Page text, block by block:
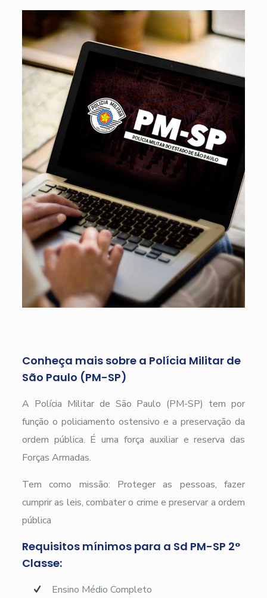
Conheça mais sobre a Polícia Militar de
São Paulo (PM-SP)
A Polícia Militar de São Paulo (PM-SP) tem por
função o policiamento ostensivo e a preservação da
ordem pública. É uma força auxiliar e reserva das
Forças Armadas.
Tem como missão: Proteger as pessoas, fazer
cumprir as leis, combater o crime e preservar a ordem
pública
Requisitos mínimos para a Sd PM-SP 2°
Classe:
Ensino Médio Completo